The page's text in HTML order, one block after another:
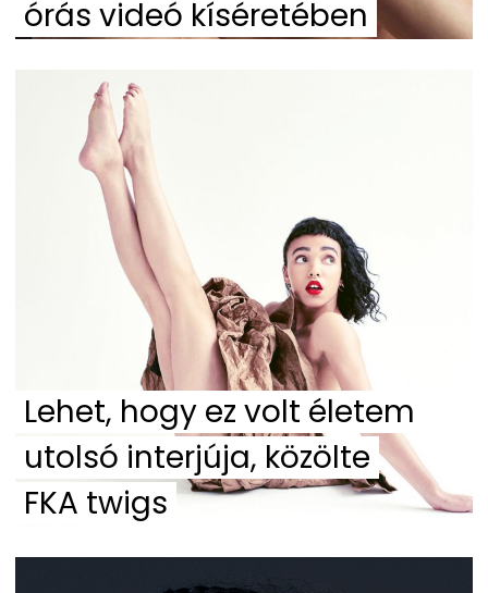
órás videó kíséretében
Lehet, hogy ez volt életem
utolsó interjúja, közölte
FKA twigs